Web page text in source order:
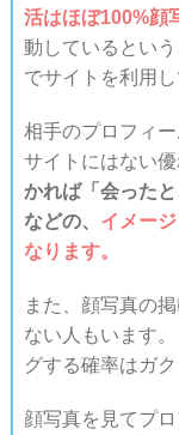
活はほぼ100%顔
動しているとい
でサイトを利用
相手のプロフィ
サイトにはない
かれば「会った
などの、 イメー
なります。
また、顔写真の
ない人もいます
グする確率はガ
顔写真を見てプ